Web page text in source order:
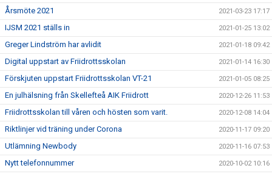
Årsmöte 2021 2021-03-23 17:17
IJSM 2021 ställs in 2021-01-25 13:02
Greger Lindström har avlidit 2021-01-18 09:42
Digital uppstart av Friidrottsskolan 2021-01-14 16:30
Förskjuten uppstart Friidrottsskolan VT-21 2021-01-05 08:25
En julhälsning från Skellefteå AIK Friidrott 2020-12-26 11:53
Friidrottsskolan till våren och hösten som varit. 2020-12-08 14:04
Riktlinjer vid träning under Corona 2020-11-17 09:20
Utlämning Newbody 2020-11-16 07:53
Nytt telefonnummer 2020-10-02 10:16